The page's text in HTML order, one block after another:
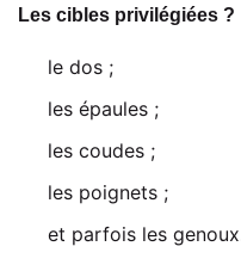
Les cibles privilégiées ?
le dos ;
les épaules ;
les coudes ;
les poignets ;
et parfois les